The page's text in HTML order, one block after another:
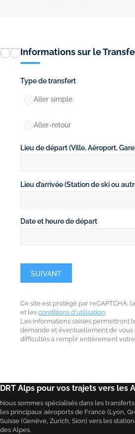
Informations sur le
Type de transfert
Aller simple
Aller-retour
Lieu de départ (Ville, Aéroport,
Lieu d’arrivée (Station de ski ou
Date et heure de départ
SUIVANT
Ce site est protégé par reCAPTCHA, la
et lesconditions d'utilisation
Les informations saisies permettront
demande et éventuellement de vous
difficultés à remplir entièrement
DRT Alps pour vos trajets vers les
Nous sommes spécialisés dans les
les principaux aéroports de France (Lyon,
Suisse (Genève, Zurich, Sion) vers les
des Alpes.